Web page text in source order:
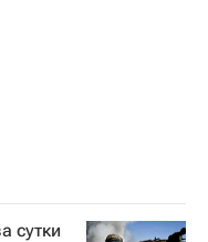
сутки